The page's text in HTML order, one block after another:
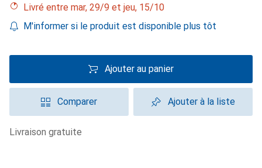
Livré entre mar, 29/9 et jeu, 15/10
M'informer si le produit est disponible plus tôt
Ajouter au panier
Comparer Ajouter à la liste
livraison gratuite